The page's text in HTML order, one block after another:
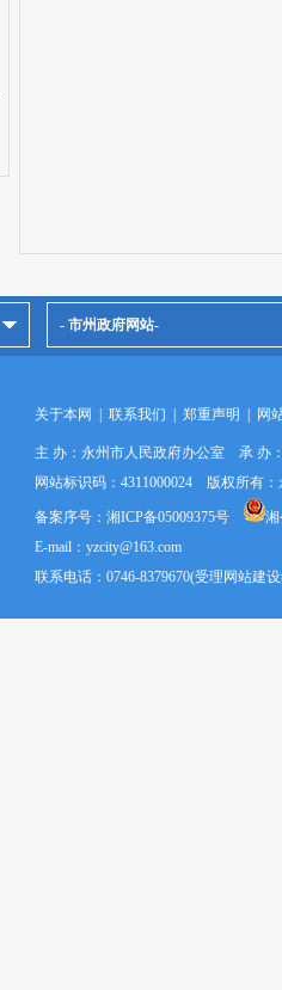
- 市州政府网站-
关于本网 联系我们 郑重声明 网
主 办：永州市人民政府办公室 承 办
网站标识码：4311000024 版权所有
备案序号：湘ICP备05009375号
湘
E-mail：yzcity@163.com
联系电话：0746-8379670(受理网站